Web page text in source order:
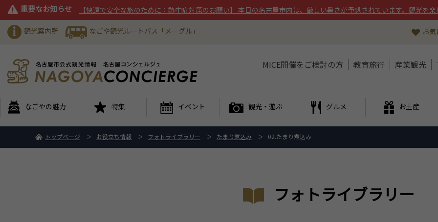
重要なお知らせ 【快適で安全な旅のために：熱中症対策のお願い】 本日の名古屋市内は、厳しい暑さが予想されています。観光を
観光案内所 なごや観光ルートバス「メーグル」 お
MICE開催をご検討の方 教育旅行 産業観光
なごやの魅力 特集 イベント 観光・遊ぶ グルメ お土産
トップページ お役立ち情報 フォトライブラリー たまり煮込み 02.たまり煮込み
フォトライブラリー